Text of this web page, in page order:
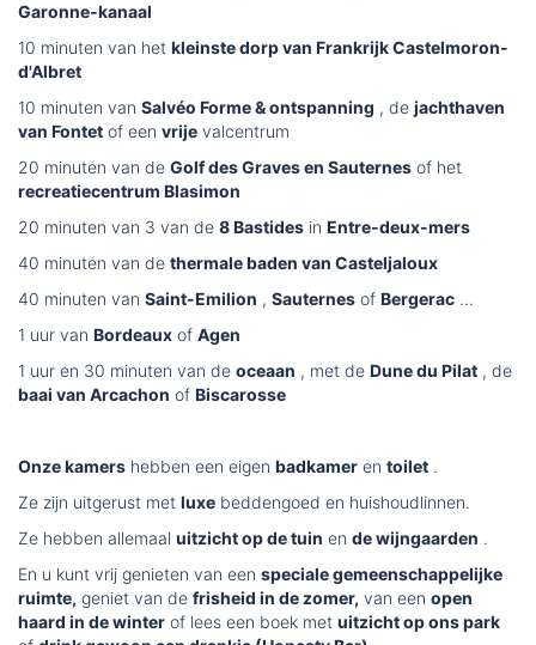
Garonne-kanaal
10 minuten van het kleinste dorp van Frankrijk Castelmoron-
d'Albret
10 minuten van Salvéo Forme & ontspanning , de jachthaven
van Fontet of een vrije valcentrum
20 minuten van de Golf des Graves en Sauternes of het
recreatiecentrum Blasimon
20 minuten van 3 van de 8 Bastides in Entre-deux-mers
40 minuten van de thermale baden van Casteljaloux
40 minuten van Saint-Emilion , Sauternes of Bergerac ...
1 uur van Bordeaux of Agen
1 uur en 30 minuten van de oceaan , met de Dune du Pilat , de
baai van Arcachon of Biscarosse
Onze kamers hebben een eigen badkamer en toilet .
Ze zijn uitgerust met luxe beddengoed en huishoudlinnen.
Ze hebben allemaal uitzicht op de tuin en de wijngaarden .
En u kunt vrij genieten van een speciale gemeenschappelijke
ruimte, geniet van de frisheid in de zomer, van een open
haard in de winter of lees een boek met uitzicht op ons park